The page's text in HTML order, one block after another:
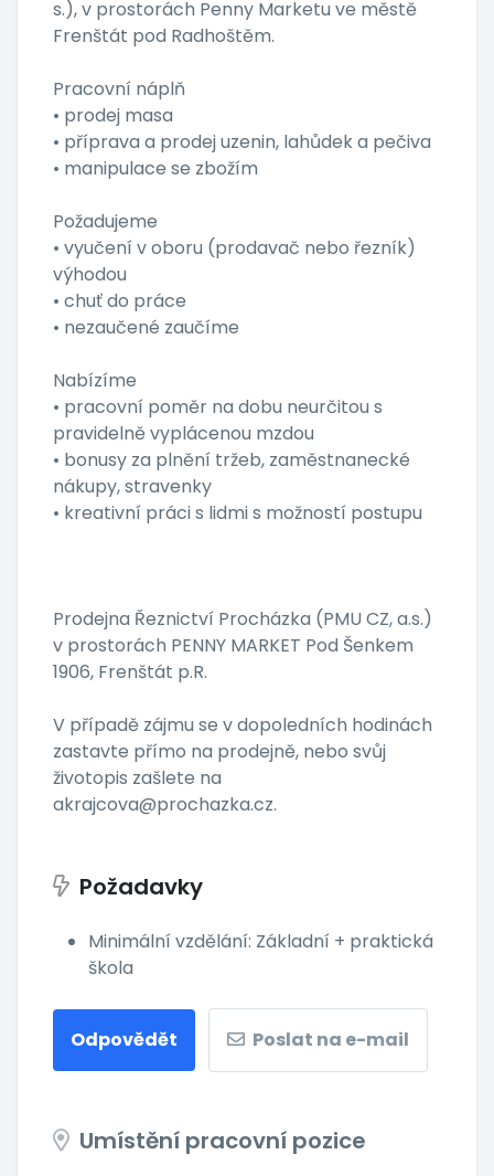
s.), v prostorách Penny Marketu ve městě
Frenštát pod Radhoštěm.
Pracovní náplň
• prodej masa
• příprava a prodej uzenin, lahůdek a pečiva
• manipulace se zbožím
Požadujeme
• vyučení v oboru (prodavač nebo řezník)
výhodou
• chuť do práce
• nezaučené zaučíme
Nabízíme
• pracovní poměr na dobu neurčitou s
pravidelně vyplácenou mzdou
• bonusy za plnění tržeb, zaměstnanecké
nákupy, stravenky
• kreativní práci s lidmi s možností postupu
Prodejna Řeznictví Procházka (PMU CZ, a.s.)
v prostorách PENNY MARKET Pod Šenkem
1906, Frenštát p.R.
V případě zájmu se v dopoledních hodinách
zastavte přímo na prodejně, nebo svůj
životopis zašlete na
akrajcova@prochazka.cz.
Požadavky
Minimální vzdělání: Základní + praktická
škola
Odpovědět Poslat na e-mail
Umístění pracovní pozice